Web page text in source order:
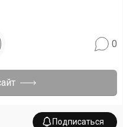
0
Подписаться